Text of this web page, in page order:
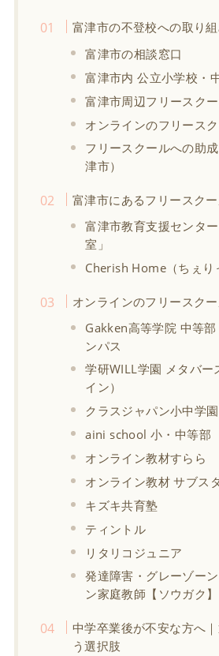
富津市の不登校への取り
富津市の相談窓口
富津市内 公立小学校・
富津市周辺フリースク
オンラインのフリース
フリースクールへの助
津市）
富津市にあるフリースクー
富津市教育支援センタ
室」
Cherish Home（ちぇり
オンラインのフリースク
Gakken高等学院 中等
ンパス
学研WILL学園 メタバー
イン）
クラスジャパン小中学園
aini school 小・中等部
オンライン教材すらら
オンライン教材 サブス
キズキ共育塾
ティントル
リタリコジュニア
発達障害・グレーゾー
ン家庭教師【ソウガク】
中学卒業後が不安な方へ
う選択肢